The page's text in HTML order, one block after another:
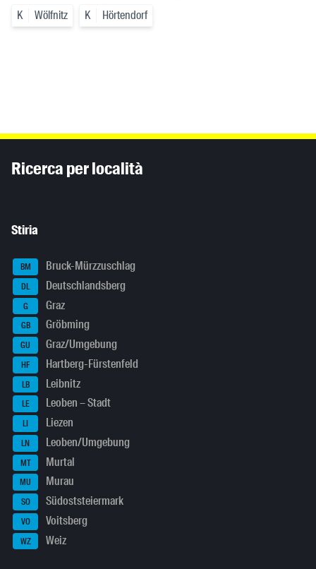
K Wölfnitz K Hörtendorf
Ricerca per località
Stiria
BM Bruck-Mürzzuschlag
DL Deutschlandsberg
G Graz
GB Gröbming
GU Graz/Umgebung
HF Hartberg-Fürstenfeld
LB Leibnitz
LE Leoben – Stadt
LI Liezen
LN Leoben/Umgebung
MT Murtal
MU Murau
SO Südoststeiermark
VO Voitsberg
WZ Weiz